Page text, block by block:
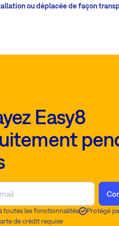
ou déplacée de façon
Easy8
toutes les fonctionnalités
Protégé
de crédit requise